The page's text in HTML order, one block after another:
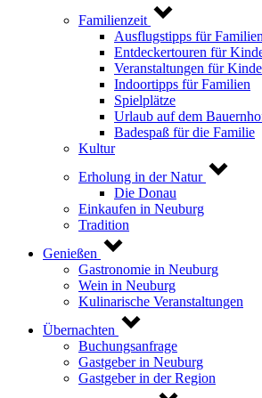
Familienzeit
Ausflugstipps für Familien
Entdeckertouren für
Veranstaltungen für
Indoortipps für Familien
Spielplätze
Urlaub auf dem
Badespaß für die Familie
Kultur
Erholung in der Natur
Die Donau
Einkaufen in Neuburg
Tradition
Genießen
Gastronomie in Neuburg
Wein in Neuburg
Kulinarische Veranstaltungen
Übernachten
Buchungsanfrage
Gastgeber in Neuburg
Gastgeber in der Region